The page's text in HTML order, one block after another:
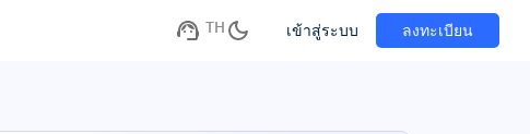
TH เข้าสู่ระบบ ลงทะเบียน